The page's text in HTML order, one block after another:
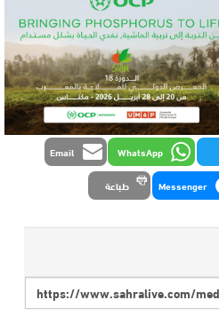
WhatsApp
Email
Messenger طباعة